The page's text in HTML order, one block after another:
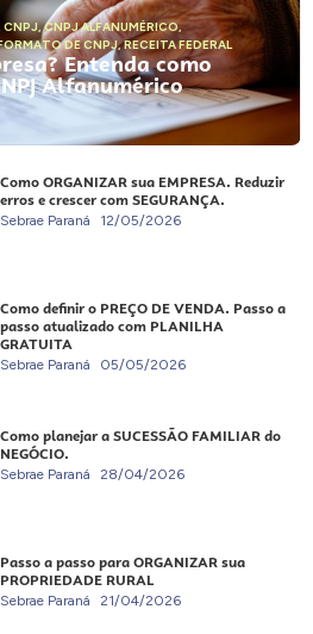
CNPJ,CNPJ ALFANUMÉRICO,
DE CNPJ,RECEITA FEDERAL
Entenda como
Alfanumérico
Como ORGANIZAR sua EMPRESA. Reduzir
erros e crescer com SEGURANÇA.
Sebrae Paraná 12/05/2026
Como definir o PREÇO DE VENDA. Passo a
passo atualizado com PLANILHA
GRATUITA
Sebrae Paraná 05/05/2026
Como planejar a SUCESSÃO FAMILIAR do
NEGÓCIO.
Sebrae Paraná 28/04/2026
Passo a passo para ORGANIZAR sua
PROPRIEDADE RURAL
Sebrae Paraná 21/04/2026